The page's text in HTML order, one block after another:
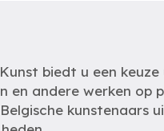
biedt u een keuze
en andere werken op
kunstenaars